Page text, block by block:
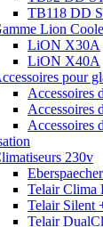
TB118 DD
Lion
LiON X30A
LiON X40A
pour
Accessoires
Accessoires
Accessoires
230v
Telair Clima
Telair Silent
Telair